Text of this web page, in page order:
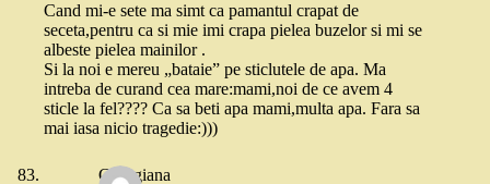
Cand mi-e sete ma simt ca pamantul crapat de
seceta,pentru ca si mie imi crapa pielea buzelor si mi se
albeste pielea mainilor .
Si la noi e mereu „bataie” pe sticlutele de apa. Ma
intreba de curand cea mare:mami,noi de ce avem 4
sticle la fel???? Ca sa beti apa mami,multa apa. Fara sa
mai iasa nicio tragedie:)))
Georgiana